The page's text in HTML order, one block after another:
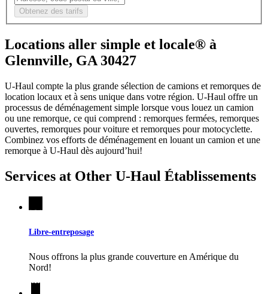
Obtenez des tarifs
Locations aller simple et locale® à
Glennville, GA 30427
U-Haul compte la plus grande sélection de camions et remorques de
location locaux et à sens unique dans votre région. U-Haul offre un
processus de déménagement simple lorsque vous louez un camion
ou une remorque, ce qui comprend : remorques fermées, remorques
ouvertes, remorques pour voiture et remorques pour motocyclette.
Combinez vos efforts de déménagement en louant un camion et une
remorque à U-Haul dès aujourd’hui!
Services at Other U-Haul Établissements
Libre-entreposage
Nous offrons la plus grande couverture en Amérique du
Nord!